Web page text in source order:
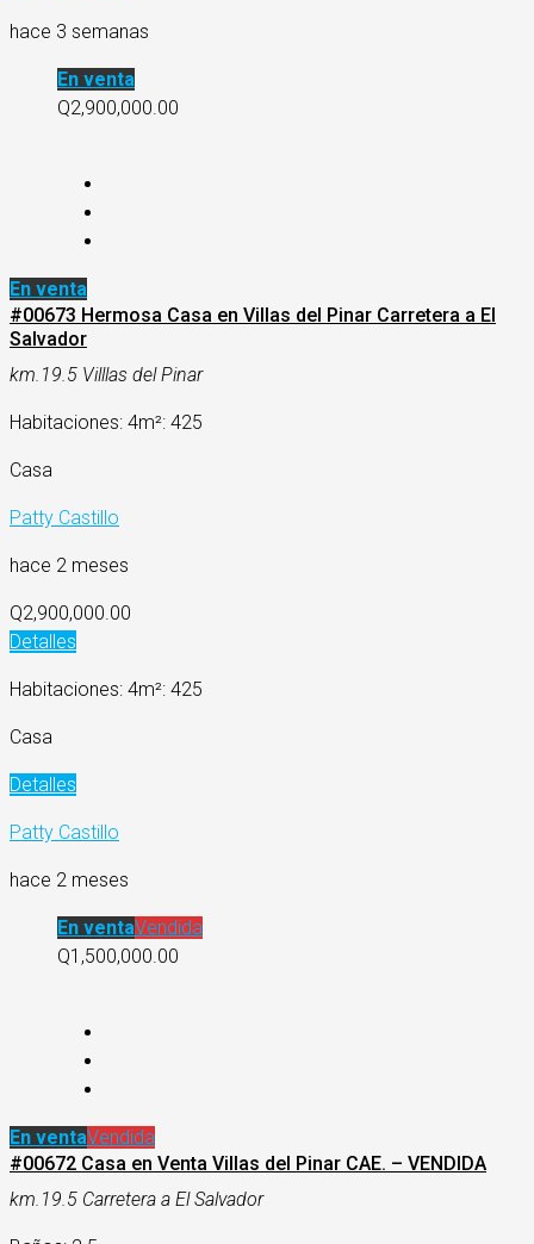
hace 3 semanas
En venta
Q2,900,000.00
En venta
#00673 Hermosa Casa en Villas del Pinar Carretera a El
Salvador
km.19.5 Villlas del Pinar
Habitaciones: 4m²: 425
Casa
Patty Castillo
hace 2 meses
Q2,900,000.00
Detalles
Habitaciones: 4m²: 425
Casa
Detalles
Patty Castillo
hace 2 meses
En ventaVendida
Q1,500,000.00
En ventaVendida
#00672 Casa en Venta Villas del Pinar CAE. – VENDIDA
km.19.5 Carretera a El Salvador